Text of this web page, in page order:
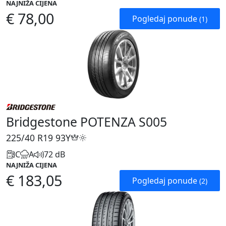
NAJNIŽA CIJENA
€ 78,00 Pogledaj ponude (1)
Bridgestone POTENZA S005
225/40 R19 93Y
C A 72 dB
NAJNIŽA CIJENA
€ 183,05 Pogledaj ponude (2)